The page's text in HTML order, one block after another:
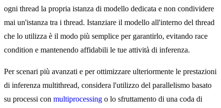
ogni thread la propria istanza di modello dedicata e non condividere
mai un'istanza tra i thread. Istanziare il modello all'interno del thread
che lo utilizza è il modo più semplice per garantirlo, evitando race
condition e mantenendo affidabili le tue attività di inferenza.
Per scenari più avanzati e per ottimizzare ulteriormente le prestazioni
di inferenza multithread, considera l'utilizzo del parallelismo basato
su processi con multiprocessing o lo sfruttamento di una coda di